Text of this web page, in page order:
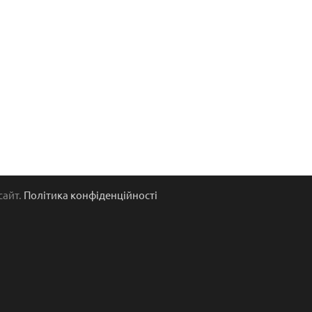
Політика конфіденційності